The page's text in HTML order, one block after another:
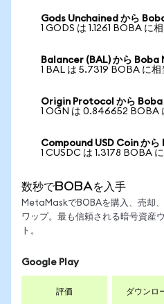
Gods Unchained から
1 GODS は 1.1261 BOBA に
Balancer (BAL) から
1 BAL は 5.7319 BOBA に相
Origin Protocol から
1 OGN は 0.846652 BOBA
Compound USD Coin か
1 CUSDC は 1.3178 BOBA
数秒でBOBAを入手
MetaMaskでBOBAを購入、売却
ワップ。最も信頼される暗号資産
ト。
Google Play
評価 ダウンロ